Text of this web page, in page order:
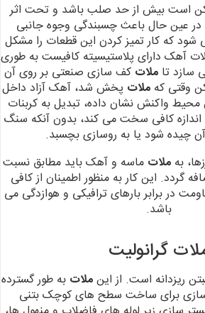
است بیش از حد صلب باشد و تحت اثر
در عین حال باعث چسبندگی وجوه جانبی
شود که کارتمیز کردن این قطعات را مشکل
آهک دارای پلاستیسیته کافیست به طوری
سازد تا ملات کف سازی صنعتی برروی آن
وقتی کهملات پخش شد، آهک آزاد داخل
محیط واکنش نشان داده، تبدیل به کربنات
کافی سخت می کند، بدون آنکه سنگ
چیده شود یا به روسازی بچسبد.
بهملات ماسه و آهک باید مطابق نسبت
گردد. اینکار به منظور اطمینان از کافی
در برابر بارهای ترافیکی و هوازدگی می
باشد.
گرانولیت
بتن ریزدانه است. از اینملات بهطور گسترده
برای ساخت سطح های کوچک بتنی